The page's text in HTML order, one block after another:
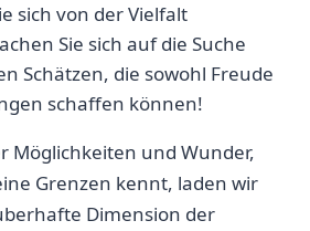
sich von der Vielfalt
Sie sich auf die Suche
Schätzen, die sowohl Freude
schaffen können!
Möglichkeiten und Wunder,
Grenzen‍ kennt, laden wir
Dimension der